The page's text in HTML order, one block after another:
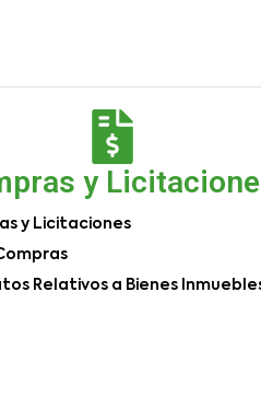
y
y Licitaciones
Relativos a Bienes